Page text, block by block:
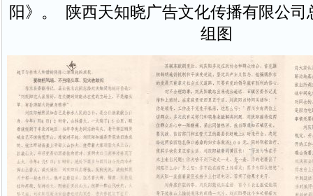
阳》。 陕西天知晓广告文化传播有限公
组图